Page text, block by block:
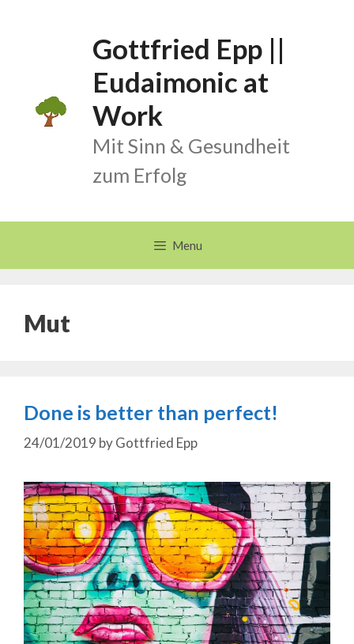
Gottfried Epp ||
Eudaimonic at
Work
Mit Sinn & Gesundheit
zum Erfolg
Menu
Mut
Done is better than perfect!
24/01/2019 byGottfried Epp